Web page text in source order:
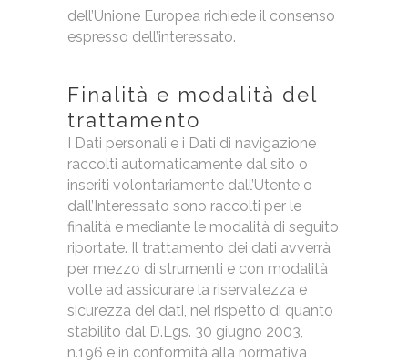
dell’Unione Europea richiede il consenso
espresso dell’interessato.
Finalità e modalità del
trattamento
I Dati personali e i Dati di navigazione
raccolti automaticamente dal sito o
inseriti volontariamente dall’Utente o
dall’Interessato sono raccolti per le
finalità e mediante le modalità di seguito
riportate. Il trattamento dei dati avverrà
per mezzo di strumenti e con modalità
volte ad assicurare la riservatezza e
sicurezza dei dati, nel rispetto di quanto
stabilito dal D.Lgs. 30 giugno 2003,
n.196 e in conformità alla normativa